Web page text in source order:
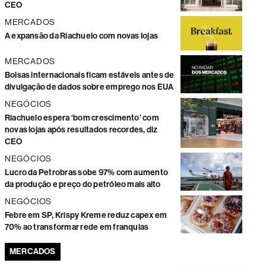
CEO
MERCADOS
A expansão da Riachuelo com novas lojas
MERCADOS
Bolsas internacionais ficam estáveis antes de
divulgação de dados sobre emprego nos EUA
NEGÓCIOS
Riachuelo espera ‘bom crescimento’ com
novas lojas após resultados recordes, diz
CEO
NEGÓCIOS
Lucro da Petrobras sobe 97% com aumento
da produção e preço do petróleo mais alto
NEGÓCIOS
Febre em SP, Krispy Kreme reduz capex em
70% ao transformar rede em franquias
MERCADOS